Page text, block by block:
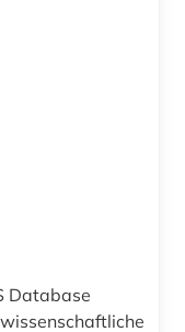
Database